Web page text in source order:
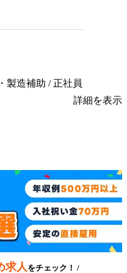
製造補助 / 正社員
詳細を表示
求人をチェック！ /